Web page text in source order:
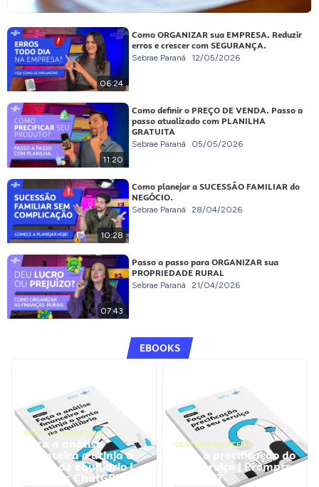
06:24
Como ORGANIZAR sua EMPRESA. Reduzir
erros e crescer com SEGURANÇA.
Sebrae Paraná 12/05/2026
11:20
Como definir o PREÇO DE VENDA. Passo a
passo atualizado com PLANILHA
GRATUITA
Sebrae Paraná 05/05/2026
10:28
Como planejar a SUCESSÃO FAMILIAR do
NEGÓCIO.
Sebrae Paraná 28/04/2026
07:43
Passo a passo para ORGANIZAR sua
PROPRIEDADE RURAL
Sebrae Paraná 21/04/2026
EBOOKS
GESTÃO FINANCEIRA
Faça a análise
financeira e atinja o
ponto de equilíbrio |
Prompts ChatGPT
GESTÃO FINANCEIRA
Faça a precificação do
seu serviço | Prompts
ChatGPT